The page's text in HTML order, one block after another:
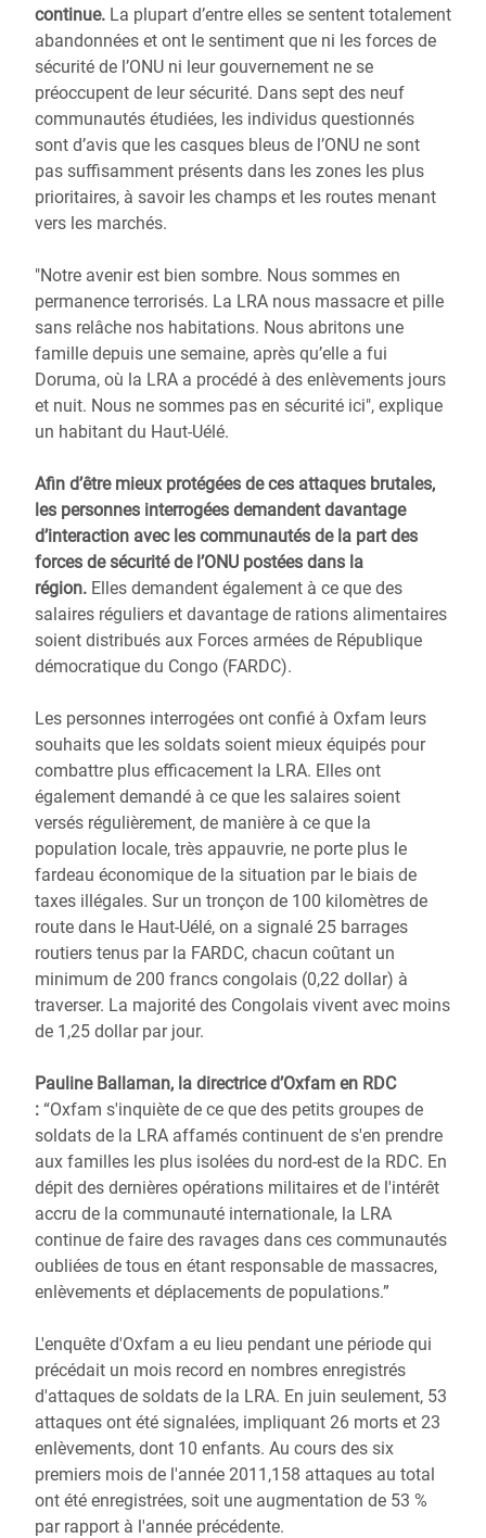
continue. La plupart d’entre elles se sentent totalement
abandonnées et ont le sentiment que ni les forces de
sécurité de l’ONU ni leur gouvernement ne se
préoccupent de leur sécurité. Dans sept des neuf
communautés étudiées, les individus questionnés
sont d’avis que les casques bleus de l’ONU ne sont
pas suffisamment présents dans les zones les plus
prioritaires, à savoir les champs et les routes menant
vers les marchés.
"Notre avenir est bien sombre. Nous sommes en
permanence terrorisés. La LRA nous massacre et pille
sans relâche nos habitations. Nous abritons une
famille depuis une semaine, après qu’elle a fui
Doruma, où la LRA a procédé à des enlèvements jours
et nuit. Nous ne sommes pas en sécurité ici", explique
un habitant du Haut-Uélé.
Afin d’être mieux protégées de ces attaques brutales,
les personnes interrogées demandent davantage
d’interaction avec les communautés de la part des
forces de sécurité de l’ONU postées dans la
région. Elles demandent également à ce que des
salaires réguliers et davantage de rations alimentaires
soient distribués aux Forces armées de République
démocratique du Congo (FARDC).
Les personnes interrogées ont confié à Oxfam leurs
souhaits que les soldats soient mieux équipés pour
combattre plus efficacement la LRA. Elles ont
également demandé à ce que les salaires soient
versés régulièrement, de manière à ce que la
population locale, très appauvrie, ne porte plus le
fardeau économique de la situation par le biais de
taxes illégales. Sur un tronçon de 100 kilomètres de
route dans le Haut-Uélé, on a signalé 25 barrages
routiers tenus par la FARDC, chacun coûtant un
minimum de 200 francs congolais (0,22 dollar) à
traverser. La majorité des Congolais vivent avec moins
de 1,25 dollar par jour.
Pauline Ballaman, la directrice d’Oxfam en RDC
: “Oxfam s'inquiète de ce que des petits groupes de
soldats de la LRA affamés continuent de s'en prendre
aux familles les plus isolées du nord-est de la RDC. En
dépit des dernières opérations militaires et de l'intérêt
accru de la communauté internationale, la LRA
continue de faire des ravages dans ces communautés
oubliées de tous en étant responsable de massacres,
enlèvements et déplacements de populations.”
L'enquête d'Oxfam a eu lieu pendant une période qui
précédait un mois record en nombres enregistrés
d'attaques de soldats de la LRA. En juin seulement, 53
attaques ont été signalées, impliquant 26 morts et 23
enlèvements, dont 10 enfants. Au cours des six
premiers mois de l'année 2011,158 attaques au total
ont été enregistrées, soit une augmentation de 53 %
par rapport à l'année précédente.